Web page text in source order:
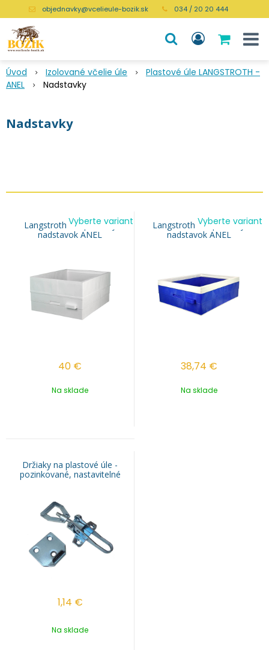
objednavky@vcelieule-bozik.sk 034 / 20 20 444
Úvod Izolované včelie úle
Plastové úle LANGSTROTH -
ANEL
Nadstavky
Nadstavky
Langstroth 1/1 plastový
nadstavok ANEL
40 €
Vyberte variant
Na sklade
Langstroth 2/3 plastový
nadstavok ANEL
38,74 €
Vyberte variant
Na sklade
Držiaky na plastové úle -
pozinkované, nastavitelné
1,14 €
Na sklade